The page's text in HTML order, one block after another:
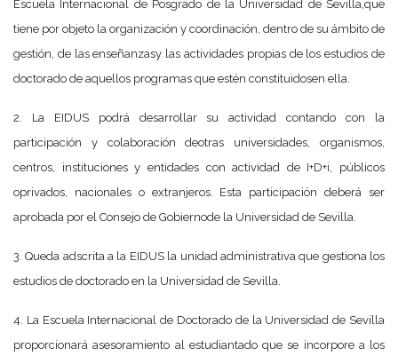
Escuela Internacional de Posgrado de la Universidad de Sevilla,que
tiene por objeto la organización y coordinación, dentro de su ámbito de
gestión, de las enseñanzasy las actividades propias de los estudios de
doctorado de aquellos programas que estén constituidosen ella.
2. La EIDUS podrá desarrollar su actividad contando con la
participación y colaboración deotras universidades, organismos,
centros, instituciones y entidades con actividad de I+D+i, públicos
oprivados, nacionales o extranjeros. Esta participación deberá ser
aprobada por el Consejo de Gobiernode la Universidad de Sevilla.
3. Queda adscrita a la EIDUS la unidad administrativa que gestiona los
estudios de doctorado en la Universidad de Sevilla.
4. La Escuela Internacional de Doctorado de la Universidad de Sevilla
proporcionará asesoramiento al estudiantado que se incorpore a los